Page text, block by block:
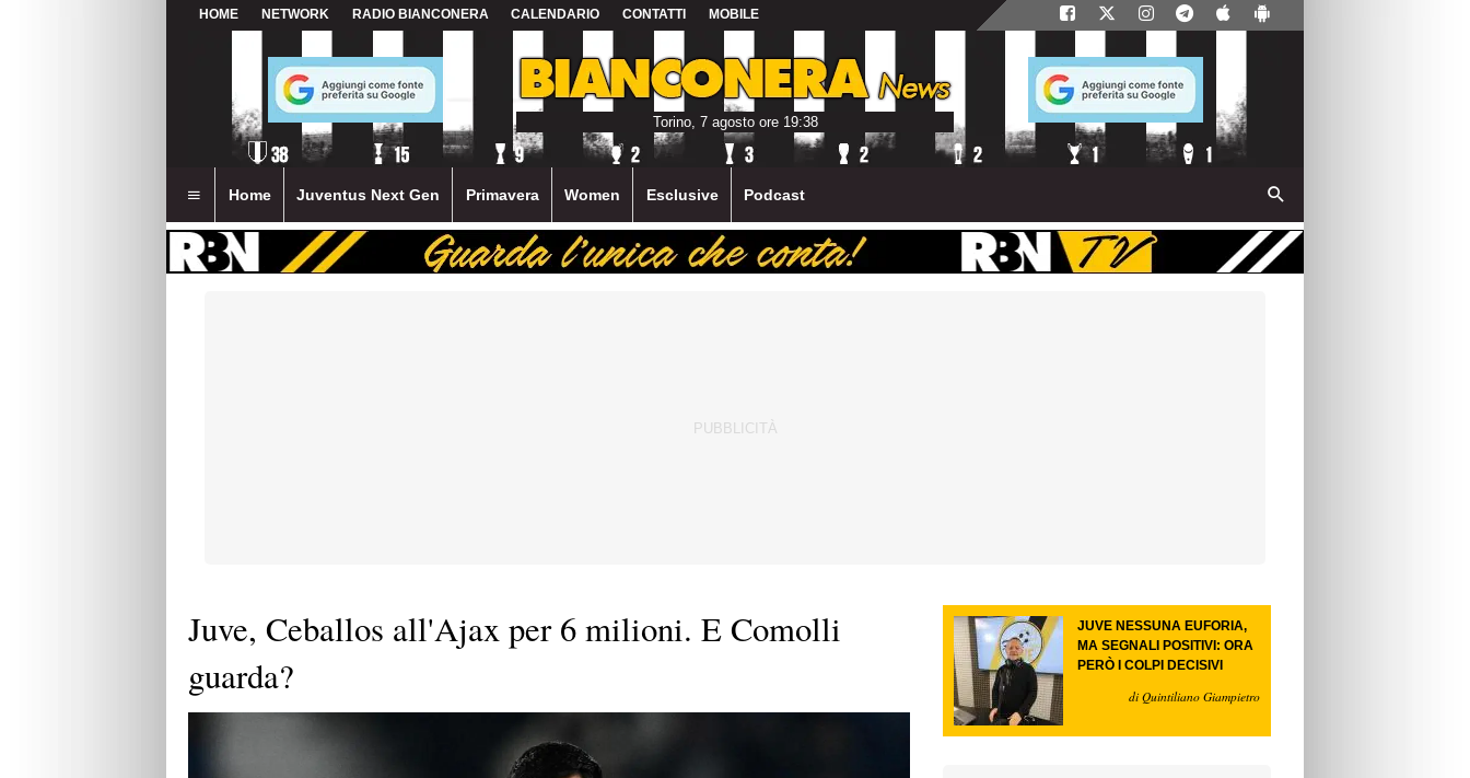
HOME NETWORK RADIO BIANCONERA CALENDARIO CONTATTI MOBILE
Torino, 7 agosto ore 19:38
Home Juventus Next Gen Primavera Women Esclusive Podcast
Juve, Ceballos all'Ajax per 6 milioni. E Comolli
guarda?
JUVE NESSUNA EUFORIA,
MA SEGNALI POSITIVI: ORA
PERÒ I COLPI DECISIVI
di Quintiliano Giampietro